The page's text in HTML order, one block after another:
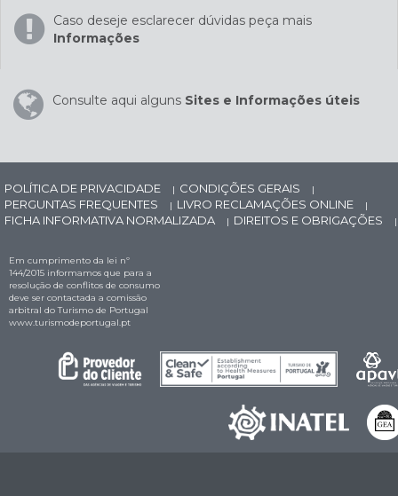
Caso deseje esclarecer dúvidas peça mais
Informações
Consulte aqui alguns Sites e Informações úteis
POLÍTICA DE PRIVACIDADE | CONDIÇÕES GERAIS |
PERGUNTAS FREQUENTES | LIVRO RECLAMAÇÕES ONLINE |
FICHA INFORMATIVA NORMALIZADA | DIREITOS E OBRIGAÇÕES |
Em cumprimento da lei nº
144/2015 informamos que para a
resolução de conflitos de consumo
deve ser contactada a comissão
arbitral do Turismo de Portugal
www.turismodeportugal.pt